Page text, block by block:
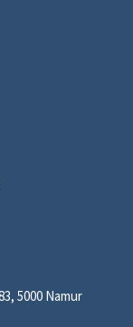
5000 Namur